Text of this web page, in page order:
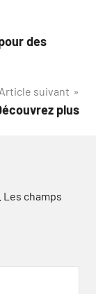
des
Article suivant
plus
Les champs